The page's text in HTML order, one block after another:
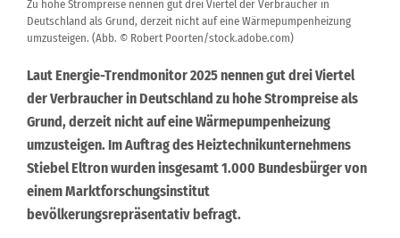
Zu hohe Strompreise nennen gut drei Viertel der Verbraucher in
Deutschland als Grund, derzeit nicht auf eine Wärmepumpenheizung
umzusteigen. (Abb. © Robert Poorten/stock.adobe.com)
Laut Energie-Trendmonitor 2025 nennen gut drei Viertel
der Verbraucher in Deutschland zu hohe Strompreise als
Grund, derzeit nicht auf eine Wärmepumpenheizung
umzusteigen. Im Auftrag des Heiztechnikunternehmens
Stiebel Eltron wurden insgesamt 1.000 Bundesbürger von
einem Marktforschungsinstitut
bevölkerungsrepräsentativ befragt.